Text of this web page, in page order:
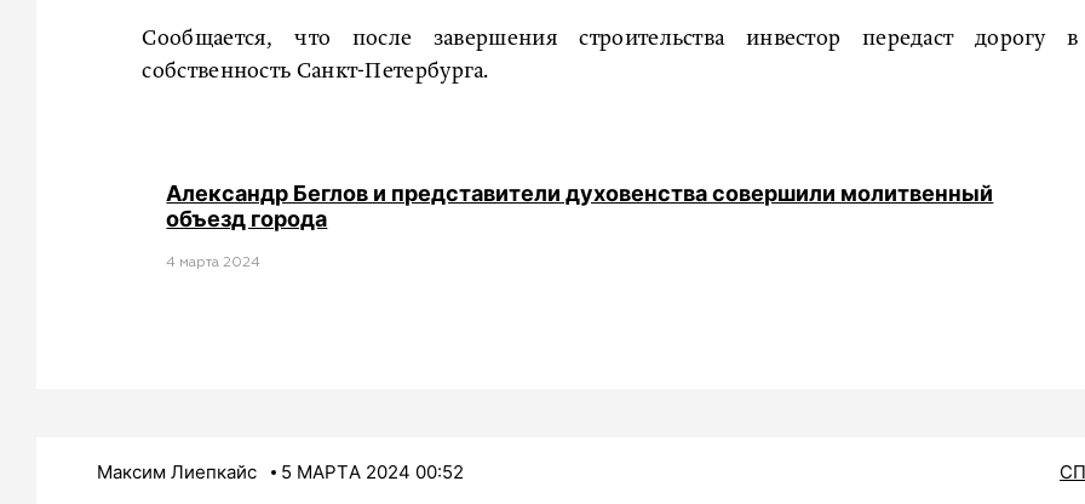
Сообщается, что после завершения строительства инвестор передаст дорогу в
собственность Санкт-Петербурга.
Александр Беглов и представители духовенства совершили молитвенный
объезд города
4 мартa 2024
Максим Лиепкайс 5 МАРТA 2024 00:52